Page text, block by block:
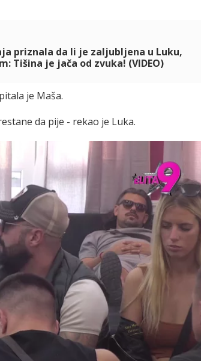
priznala da li je zaljubljena u Luku,
Tišina je jača od zvuka! (VIDEO)
je Maša.
da pije - rekao je Luka.